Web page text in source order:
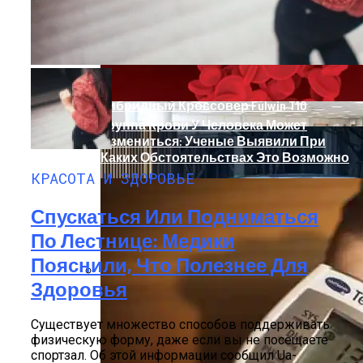
Как Снять Офис: Советы По Выбору И
Chery Выводит На Рынок Новый
Гибридный Кроссовер Fulwin T10
Группа Крови У Человека Может
Измениться: Ученые Выявили При
Каких Обстоятельствах Это Возможно
КРАСОТА И ЗДОРОВЬЕ
Спускаться Или Подниматься
По Лестнице: Медики
Пояснили, Что Полезнее Для
Здоровья
Существует множество способов поддерживать
физическую форму, даже если вы не посещаете
спортзал. Об этой информации сообщил Ua-